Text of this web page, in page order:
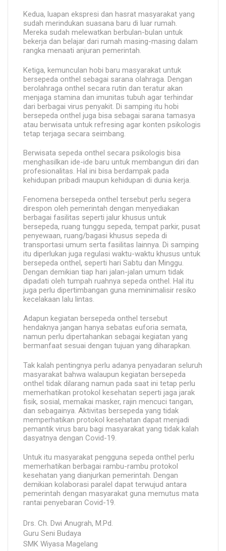
Kedua, luapan ekspresi dan hasrat masyarakat yang
sudah merindukan suasana baru di luar rumah.
Mereka sudah melewatkan berbulan-bulan untuk
bekerja dan belajar dari rumah masing-masing dalam
rangka menaati anjuran pemerintah.
Ketiga, kemunculan hobi baru masyarakat untuk
bersepeda onthel sebagai sarana olahraga. Dengan
berolahraga onthel secara rutin dan teratur akan
menjaga stamina dan imunitas tubuh agar terhindar
dari berbagai virus penyakit. Di samping itu hobi
bersepeda onthel juga bisa sebagai sarana tamasya
atau berwisata untuk refresing agar konten psikologis
tetap terjaga secara seimbang.
Berwisata sepeda onthel secara psikologis bisa
menghasilkan ide-ide baru untuk membangun diri dan
profesionalitas. Hal ini bisa berdampak pada
kehidupan pribadi maupun kehidupan di dunia kerja.
Fenomena bersepeda onthel tersebut perlu segera
direspon oleh pemerintah dengan menyediakan
berbagai fasilitas seperti jalur khusus untuk
bersepeda, ruang tunggu sepeda, tempat parkir, pusat
penyewaan, ruang/bagasi khusus sepeda di
transportasi umum serta fasilitas lainnya. Di samping
itu diperlukan juga regulasi waktu-waktu khusus untuk
bersepeda onthel, seperti hari Sabtu dan Minggu.
Dengan demikian tiap hari jalan-jalan umum tidak
dipadati oleh tumpah ruahnya sepeda onthel. Hal itu
juga perlu dipertimbangan guna meminimalisir resiko
kecelakaan lalu lintas.
Adapun kegiatan bersepeda onthel tersebut
hendaknya jangan hanya sebatas euforia semata,
namun perlu dipertahankan sebagai kegiatan yang
bermanfaat sesuai dengan tujuan yang diharapkan.
Tak kalah pentingnya perlu adanya penyadaran seluruh
masyarakat bahwa walaupun kegiatan bersepeda
onthel tidak dilarang namun pada saat ini tetap perlu
memerhatikan protokol kesehatan seperti jaga jarak
fisik, sosial, memakai masker, rajin mencuci tangan,
dan sebagainya. Aktivitas bersepeda yang tidak
memperhatikan protokol kesehatan dapat menjadi
pemantik virus baru bagi masyarakat yang tidak kalah
dasyatnya dengan Covid-19.
Untuk itu masyarakat pengguna sepeda onthel perlu
memerhatikan berbagai rambu-rambu protokol
kesehatan yang dianjurkan pemerintah. Dengan
demikian kolaborasi paralel dapat terwujud antara
pemerintah dengan masyarakat guna memutus mata
rantai penyebaran Covid-19.
Drs. Ch. Dwi Anugrah, M.Pd.
Guru Seni Budaya
SMK Wiyasa Magelang